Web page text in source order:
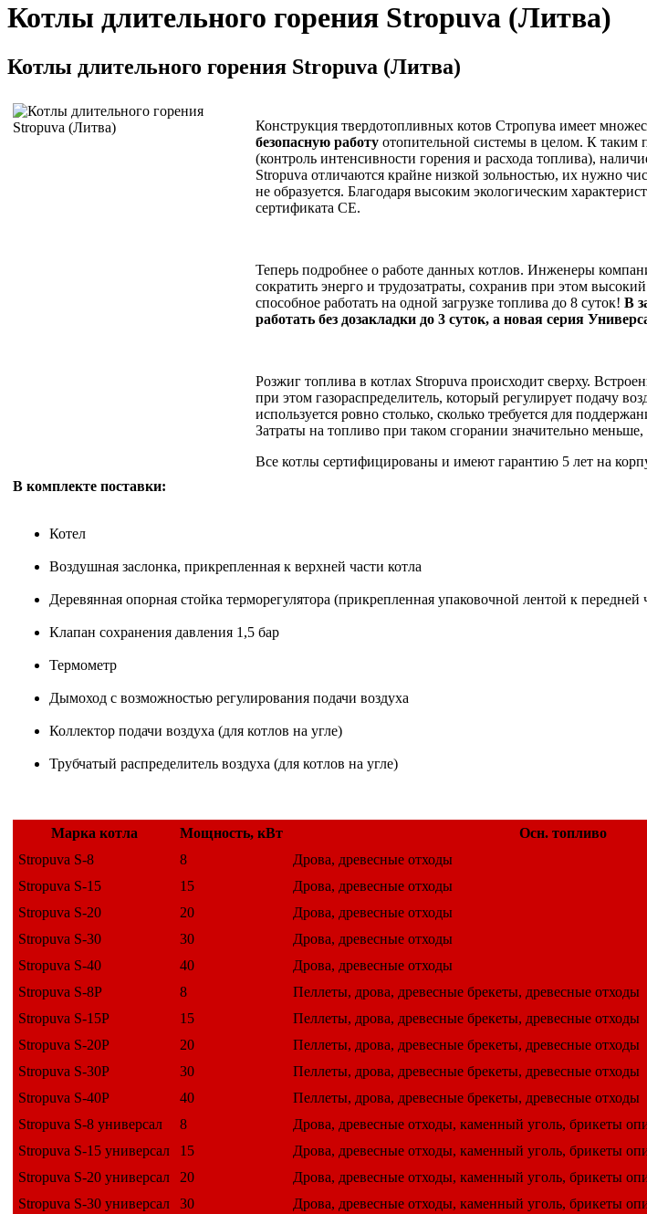
Котлы длительного горения Stropuva (Литва)
Котлы длительного горения Stropuva (Литва)
Конструкция твердотопливных котов Стропува имеет
безопасную работу отопительной системы в целом. К таким
(контроль интенсивности горения и расхода топлива),
Stropuva отличаются крайне низкой зольностью, их нужно
не образуется. Благодаря высоким экологическим
сертификата CE.
Теперь подробнее о работе данных котлов. Инженеры
сократить энерго и трудозатраты, сохранив при этом
способное работать на одной загрузке топлива до 8 суток! В
работать без дозакладки до 3 суток, а новая серия
Розжиг топлива в котлах Stropuva происходит сверху.
при этом газораспределитель, который регулирует подачу
используется ровно столько, сколько требуется для
Затраты на топливо при таком сгорании значительно
Все котлы сертифицированы и имеют гарантию 5 лет на
В комплекте поставки:
Котел
Воздушная заслонка, прикрепленная к верхней части котла
Деревянная опорная стойка терморегулятора (прикрепленная упаковочной лентой к передней
Клапан сохранения давления 1,5 бар
Термометр
Дымоход с возможноcтью регулирования подачи воздуха
Коллектор подачи воздуха (для котлов на угле)
Трубчатый распределитель воздуха (для котлов на угле)
Марка котла Мощность, кВт Осн. топливо
Stropuva S-8
8 Дрова, древесные отходы
Stropuva S-15
15 Дрова, древесные отходы
Stropuva S-20
20 Дрова, древесные отходы
Stropuva S-30
30 Дрова, древесные отходы
Stropuva S-40
40 Дрова, древесные отходы
Stropuva S-8P
8 Пеллеты, дрова, древесные брекеты, древесные отходы
Stropuva S-15P
15 Пеллеты, дрова, древесные брекеты, древесные отходы
Stropuva S-20P
20 Пеллеты, дрова, древесные брекеты, древесные отходы
Stropuva S-30P
30 Пеллеты, дрова, древесные брекеты, древесные отходы
Stropuva S-40P
40 Пеллеты, дрова, древесные брекеты, древесные отходы
Stropuva S-8 универсал
8 Дрова, древесные отходы, каменный уголь, брикеты
Stropuva S-15 универсал
15 Дрова, древесные отходы, каменный уголь, брикеты
Stropuva S-20 универсал
20 Дрова, древесные отходы, каменный уголь, брикеты
Stropuva S-30 универсал
30 Дрова, древесные отходы, каменный уголь, брикеты